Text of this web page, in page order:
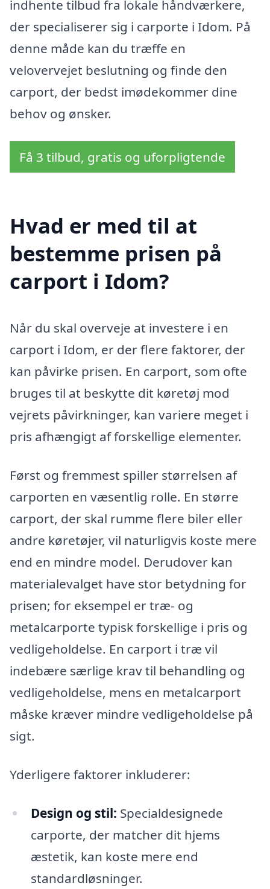
indhente tilbud fra lokale håndværkere,
der specialiserer sig i carporte i Idom. På
denne måde kan du træffe en
velovervejet beslutning og finde den
carport, der bedst imødekommer dine
behov og ønsker.
Få 3 tilbud, gratis og uforpligtende
Hvad er med til at
bestemme prisen på
carport i Idom?
Når du skal overveje at investere i en
carport i Idom, er der flere faktorer, der
kan påvirke prisen. En carport, som ofte
bruges til at beskytte dit køretøj mod
vejrets påvirkninger, kan variere meget i
pris afhængigt af forskellige elementer.
Først og fremmest spiller størrelsen af
carporten en væsentlig rolle. En større
carport, der skal rumme flere biler eller
andre køretøjer, vil naturligvis koste mere
end en mindre model. Derudover kan
materialevalget have stor betydning for
prisen; for eksempel er træ- og
metalcarporte typisk forskellige i pris og
vedligeholdelse. En carport i træ vil
indebære særlige krav til behandling og
vedligeholdelse, mens en metalcarport
måske kræver mindre vedligeholdelse på
sigt.
Yderligere faktorer inkluderer:
Design og stil: Specialdesignede
carporte, der matcher dit hjems
æstetik, kan koste mere end
standardløsninger.